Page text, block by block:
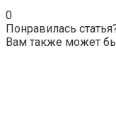
0
Понравилась
Вам также может